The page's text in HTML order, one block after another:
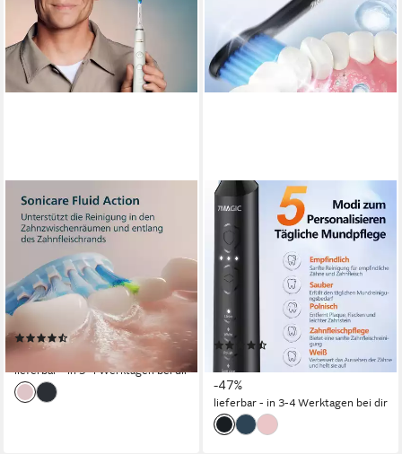
PHILIPS SONICARE
Elektrische Zahnbürste
DiamondClean 9000 Special
Edition HX9911
Schalltechnologie Technologie
1 St. Aufsteckbürsten
4 Reinigungsprogramme
(282)
ab 159,99 €
lieferbar - in 3-4 Werktagen bei dir
MCURO
Schallzahnbürste Elektrische
Zahnbürste mit
Schalltechnologie 40000VPM
UIltraschall
6 St.
Aufsteckbürsten
(151)
34,99 € UVP65,90 €
-47%
lieferbar - in 3-4 Werktagen bei dir